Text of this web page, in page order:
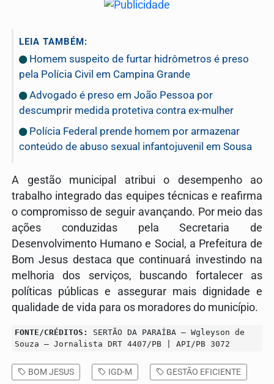
LEIA TAMBÉM:
Homem suspeito de furtar hidrômetros é preso
pela Polícia Civil em Campina Grande
Advogado é preso em João Pessoa por
descumprir medida protetiva contra ex-mulher
Polícia Federal prende homem por armazenar
conteúdo de abuso sexual infantojuvenil em Sousa
A gestão municipal atribui o desempenho ao
trabalho integrado das equipes técnicas e reafirma
o compromisso de seguir avançando. Por meio das
ações conduzidas pela Secretaria de
Desenvolvimento Humano e Social, a Prefeitura de
Bom Jesus destaca que continuará investindo na
melhoria dos serviços, buscando fortalecer as
políticas públicas e assegurar mais dignidade e
qualidade de vida para os moradores do município.
FONTE/CRÉDITOS:
SERTÃO DA PARAÍBA – Wgleyson de
Souza – Jornalista DRT 4407/PB | API/PB 3072
BOM JESUS IGD-M GESTÃO EFICIENTE